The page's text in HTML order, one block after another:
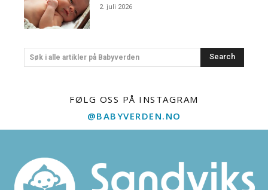
2. juli 2026
Søk i alle artikler på Babyverden Search
FØLG OSS PÅ INSTAGRAM
@BABYVERDEN.NO